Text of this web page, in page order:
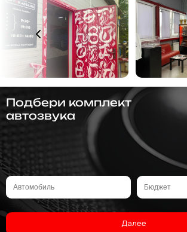
Подбери комплект
автозвука
Далее